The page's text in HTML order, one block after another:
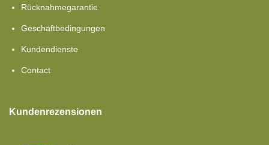
Rücknahmegarantie
Geschäftbedingungen
Kundendienste
Contact
Kundenrezensionen